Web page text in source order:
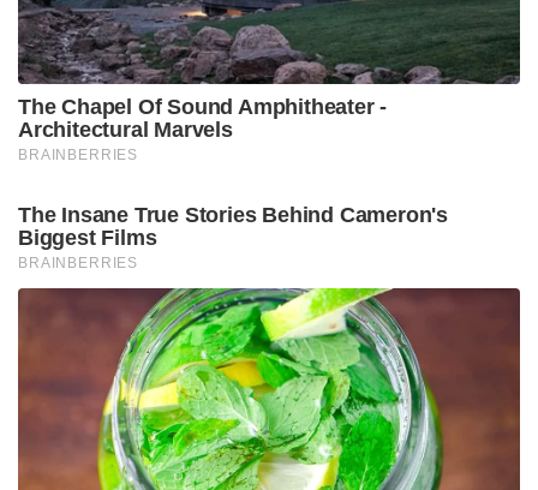
इलेक्ट्रिक मोबिलिटी, फैब इंडिया, ईएसडीएस सॉफ्टवेयर, नेवी
टेक्नोलॉजीज और एबिक्सकैश।
Tags: आईपीओ इपो पाइपलाइन बाज़ार की अस्थिरता
सेंसेक्स